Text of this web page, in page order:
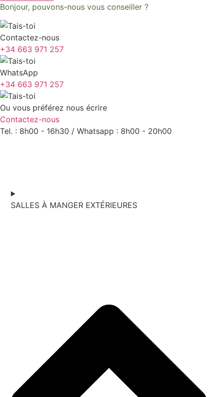
Bonjour, pouvons-nous vous conseiller ?
Contactez-nous
+34 663 971 257
WhatsApp
+34 663 971 257
Ou vous préférez nous écrire
Contactez-nous
Tel. : 8h00 - 16h30 / Whatsapp : 8h00 - 20h00
SALLES À MANGER EXTÉRIEURES